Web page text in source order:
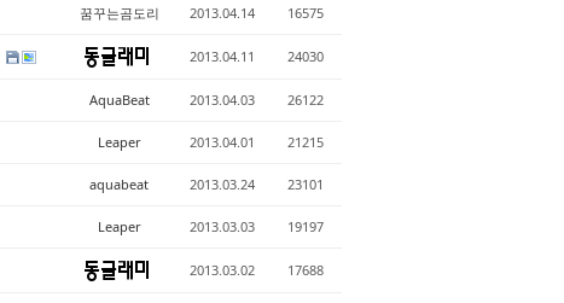
꿈꾸는곰도리 2013.04.14 16575
2013.04.11 24030
AquaBeat 2013.04.03 26122
Leaper 2013.04.01 21215
aquabeat 2013.03.24 23101
Leaper 2013.03.03 19197
2013.03.02 17688